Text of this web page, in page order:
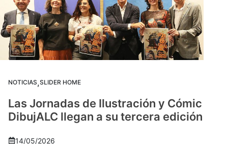
NOTICIAS,SLIDER HOME
Las Jornadas de Ilustración y Cómic
DibujALC llegan a su tercera edición
14/05/2026